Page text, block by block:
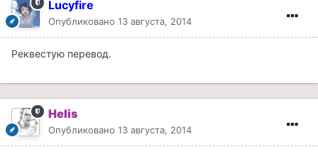
Lucyfire
Опубликовано 13 августа, 2014
Реквестую перевод.
Helis
Опубликовано 13 августа, 2014